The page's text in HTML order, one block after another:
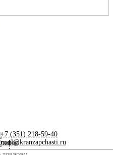
+7 (351) 218-59-40
mail@kranzapchasti.ru